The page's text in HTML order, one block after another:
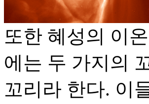
또한 혜성의 이
에는 두 가지의
꼬리라 한다. 이